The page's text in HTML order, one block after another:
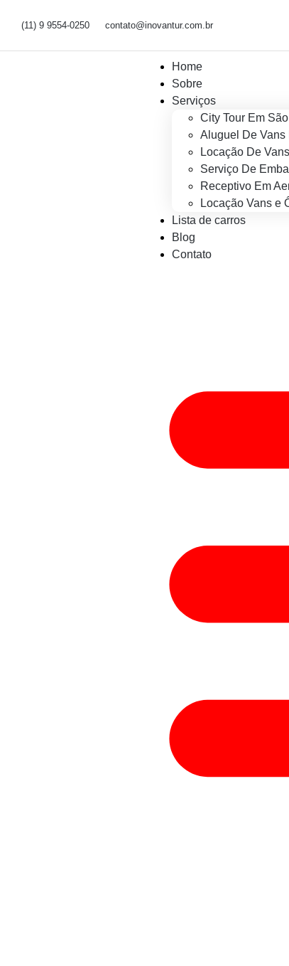
(11) 9 9554-0250 contato@inovantur.com.br
Home
Sobre
Serviços
City Tour Em
Aluguel De Vans
Locação De
Serviço De
Receptivo Em
Locação Vans e
Lista de carros
Blog
Contato